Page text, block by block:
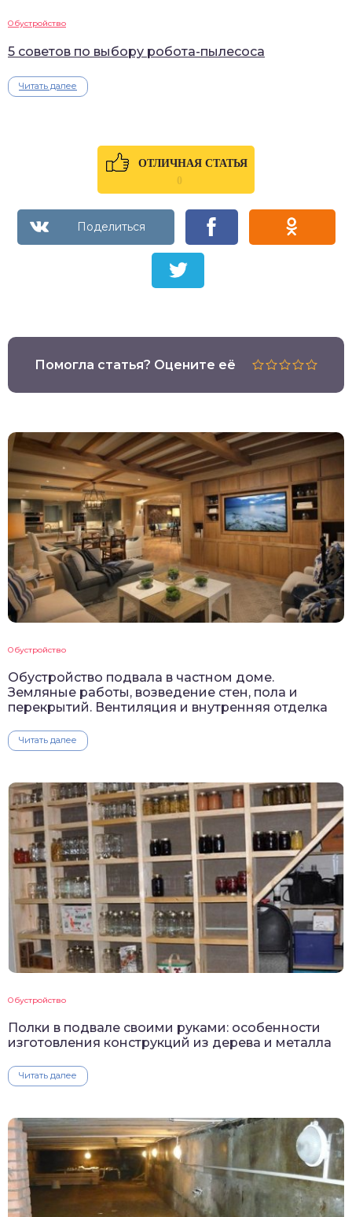
Обустройство
5 советов по выбору робота-пылесоса
Читать далее
ОТЛИЧНАЯ СТАТЬЯ
0
Помогла статья? Оцените её
Обустройство
Обустройство подвала в частном доме.
Земляные работы, возведение стен, пола и
перекрытий. Вентиляция и внутренняя отделка
Читать далее
Обустройство
Полки в подвале своими руками: особенности
изготовления конструкций из дерева и металла
Читать далее